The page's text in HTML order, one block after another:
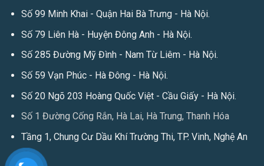
Số 99 Minh Khai - Quận Hai Bà Trưng - Hà Nội.
Số 79 Liên Hà - Huyện Đông Anh - Hà Nội.
Số 285 Đường Mỹ Đình - Nam Từ Liêm - Hà Nội.
Số 59 Vạn Phúc - Hà Đông - Hà Nội.
Số 20 Ngõ 203 Hoàng Quốc Việt - Cầu Giấy - Hà Nội.
Số 1 Đường Cống Rắn, Hà Lai, Hà Trung, Thanh Hóa
Tầng 1, Chung Cư Dầu Khí Trường Thi, TP. Vinh, Nghệ An